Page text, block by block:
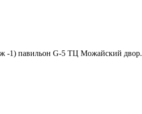
-1) павильон G-5 ТЦ Можайский двор.